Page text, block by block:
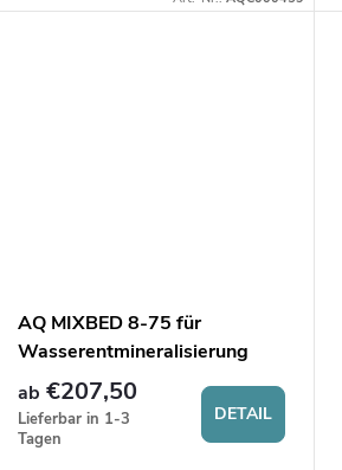
AQ MIXBED 8-75 für
Wasserentmineralisierung
ab €207,50
Lieferbar in 1-3
Tagen
DETAIL